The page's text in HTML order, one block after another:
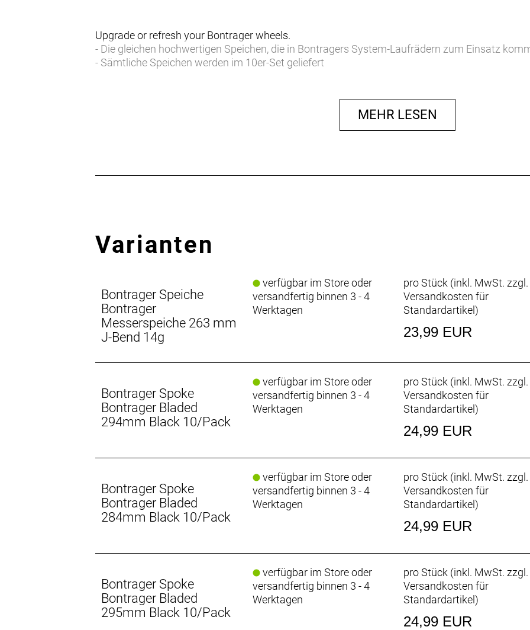
Upgrade or refresh your Bontrager wheels.
- Die gleichen hochwertigen Speichen, die in Bontragers System-Laufrädern zum Einsatz
- Sämtliche Speichen werden im 10er-Set geliefert
MEHR LESEN
Varianten
Bontrager Speiche
Bontrager
Messerspeiche 263 mm
J-Bend 14g
verfügbar im Store oder
versandfertig binnen 3 - 4
Werktagen
pro Stück (inkl. MwSt. zzgl.
Versandkosten für
Standardartikel)
23,99 EUR
Bontrager Spoke
Bontrager Bladed
294mm Black 10/Pack
verfügbar im Store oder
versandfertig binnen 3 - 4
Werktagen
pro Stück (inkl. MwSt. zzgl.
Versandkosten für
Standardartikel)
24,99 EUR
Bontrager Spoke
Bontrager Bladed
284mm Black 10/Pack
verfügbar im Store oder
versandfertig binnen 3 - 4
Werktagen
pro Stück (inkl. MwSt. zzgl.
Versandkosten für
Standardartikel)
24,99 EUR
Bontrager Spoke
Bontrager Bladed
295mm Black 10/Pack
verfügbar im Store oder
versandfertig binnen 3 - 4
Werktagen
pro Stück (inkl. MwSt. zzgl.
Versandkosten für
Standardartikel)
24,99 EUR